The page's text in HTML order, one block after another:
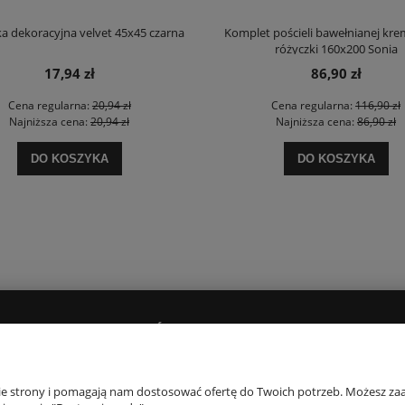
dekoracyjna velvet 45x45 czarna
17,94 zł
Cena regularna: 20,94 zł
Najniższa cena: 20,94 zł
DO KOSZYKA
Komplet pościeli bawełnianej
różyczki 160x200 Sonia
86,90 zł
Cena regularna: 116,90 zł
Najniższa cena: 86,90 zł
DO KOSZYKA
Dostawy i płatności
Kontakt i dane
strony i pomagają nam dostosować ofertę do Twoich potrzeb. Możesz